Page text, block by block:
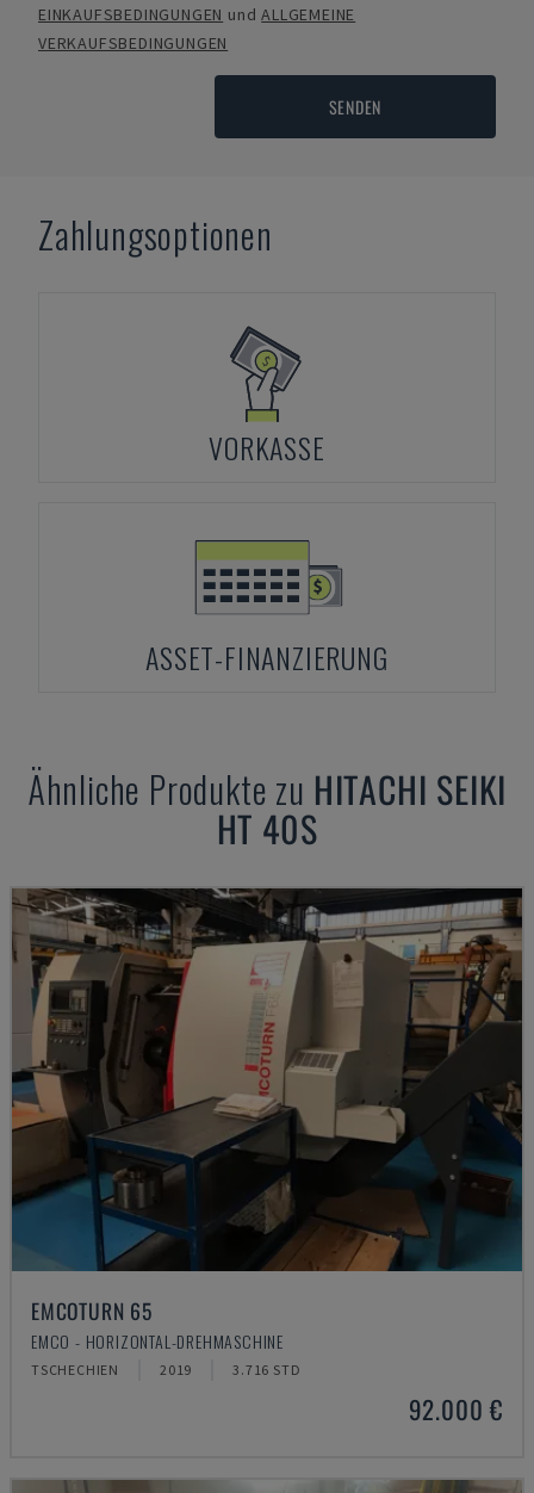
EINKAUFSBEDINGUNGEN undALLGEMEINE
VERKAUFSBEDINGUNGEN
SENDEN
Zahlungsoptionen
VORKASSE
ASSET-FINANZIERUNG
Ähnliche Produkte zu HITACHI SEIKI
HT 40S
EMCOTURN 65
EMCO - HORIZONTAL-DREHMASCHINE
TSCHECHIEN 2019 3.716 STD
92.000 €